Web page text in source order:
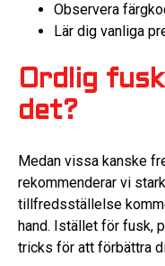
Observera
Lär dig vanliga
Ordlig
det?
Medan vissa kanske
rekommenderar vi
tillfredsställelse
hand. Istället för fusk,
tricks för att förbättra